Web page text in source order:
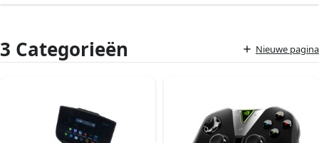
3 Categorieën Nieuwe pagina